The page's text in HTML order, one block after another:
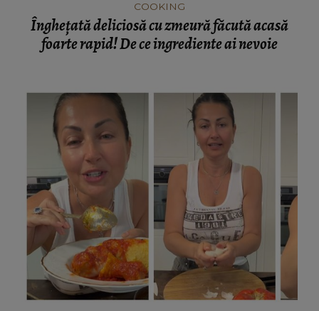
COOKING
Înghețată deliciosă cu zmeură făcută acasă
foarte rapid! De ce ingrediente ai nevoie